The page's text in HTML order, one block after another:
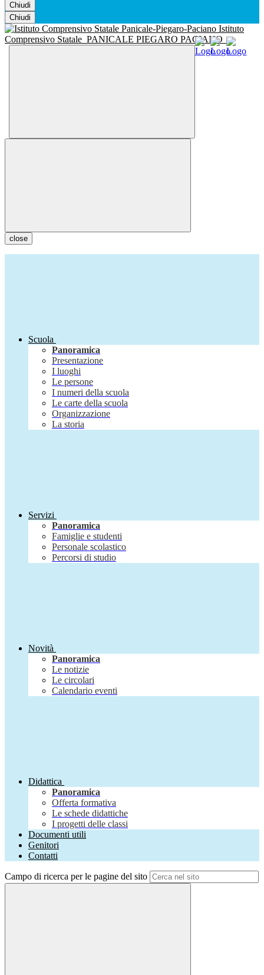
Chiudi
Chiudi
Istituto
Comprensivo Statale PANICALE PIEGARO PACIANO
close
Scuola
Panoramica
Presentazione
I luoghi
Le persone
I numeri della scuola
Le carte della scuola
Organizzazione
La storia
Servizi
Panoramica
Famiglie e studenti
Personale scolastico
Percorsi di studio
Novità
Panoramica
Le notizie
Le circolari
Calendario eventi
Didattica
Panoramica
Offerta formativa
Le schede didattiche
I progetti delle classi
Documenti utili
Genitori
Contatti
Campo di ricerca per le pagine del sito